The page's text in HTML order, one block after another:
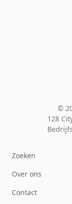
©
128
Zoeken
Over ons
Contact